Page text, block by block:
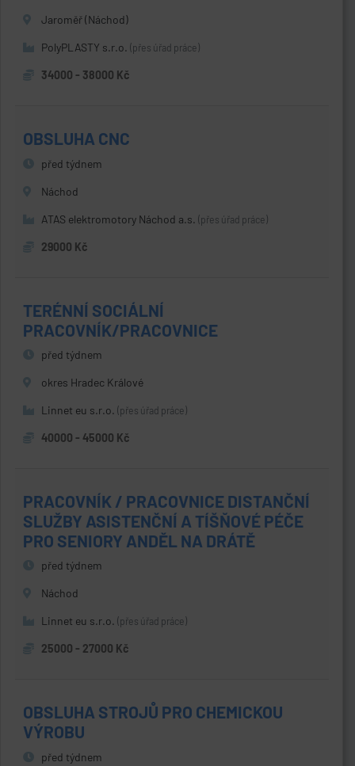
Jaroměř (Náchod)
PolyPLASTY s.r.o. (přes úřad práce)
34000 - 38000 Kč
OBSLUHA CNC
před týdnem
Náchod
ATAS elektromotory Náchod a.s. (přes úřad práce)
29000 Kč
TERÉNNÍ SOCIÁLNÍ
PRACOVNÍK/PRACOVNICE
před týdnem
okres Hradec Králové
Linnet eu s.r.o. (přes úřad práce)
40000 - 45000 Kč
PRACOVNÍK / PRACOVNICE DISTANČNÍ
SLUŽBY ASISTENČNÍ A TÍŠŇOVÉ PÉČE
PRO SENIORY ANDĚL NA DRÁTĚ
před týdnem
Náchod
Linnet eu s.r.o. (přes úřad práce)
25000 - 27000 Kč
OBSLUHA STROJŮ PRO CHEMICKOU
VÝROBU
před týdnem